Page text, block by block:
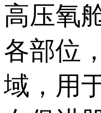
高压氧
各部位
域，用